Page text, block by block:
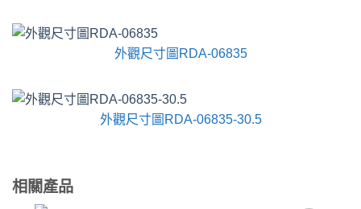
外觀尺寸圖RDA-06835
外觀尺寸圖RDA-06835-30.5
相關產品